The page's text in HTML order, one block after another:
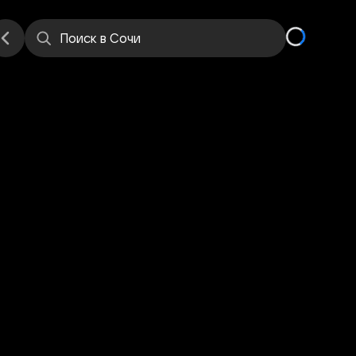
Поиск в Сочи
Места